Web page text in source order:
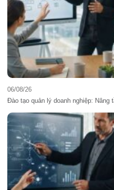
06/08/26
Đào tạo quản lý doanh nghiệp: Nâng